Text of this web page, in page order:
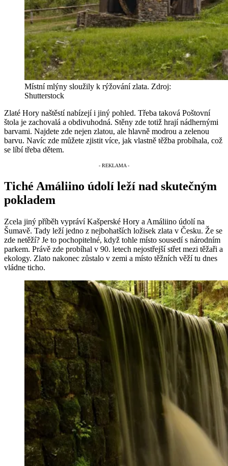
Místní mlýny sloužily k rýžování zlata. Zdroj:
Shutterstock
Zlaté Hory naštěstí nabízejí i jiný pohled. Třeba taková Poštovní
štola je zachovalá a obdivuhodná. Stěny zde totiž hrají nádhernými
barvami. Najdete zde nejen zlatou, ale hlavně modrou a zelenou
barvu. Navíc zde můžete zjistit více, jak vlastně těžba probíhala, což
se líbí třeba dětem.
Tiché Amáliino údolí leží nad skutečným
pokladem
Zcela jiný příběh vypráví Kašperské Hory a Amáliino údolí na
Šumavě. Tady leží jedno z nejbohatších ložisek zlata v Česku. Že se
zde netěží? Je to pochopitelné, když tohle místo sousedí s národním
parkem. Právě zde probíhal v 90. letech nejostřejší střet mezi těžaři a
ekology. Zlato nakonec zůstalo v zemi a místo těžních věží tu dnes
vládne ticho.